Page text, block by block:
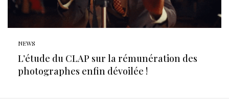
NEWS
L’étude du CLAP sur la rémunération des
photographes enfin dévoilée !